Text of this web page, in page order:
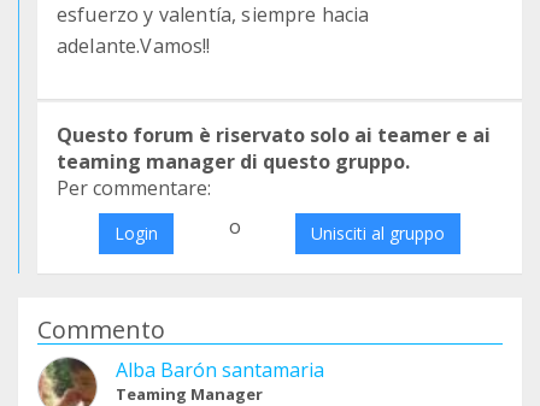
esfuerzo y valentía, siempre hacia
adelante.Vamos!!
Questo forum è riservato solo ai teamer e ai
teaming manager di questo gruppo.
Per commentare:
Login o Unisciti al gruppo
Commento
Alba Barón santamaria
Teaming Manager